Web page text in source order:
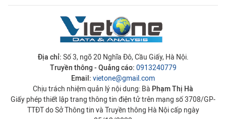
Địa chỉ: Số 3, ngõ 20 Nghĩa Đô, Cầu Giấy, Hà Nội.
Truyền thông - Quảng cáo: 0913240779
Email: vietone@gmail.com
Chịu trách nhiệm quản lý nội dung: Bà Phạm Thị Hà
Giấy phép thiết lập trang thông tin điện tử trên mạng số 3708/GP-
TTĐT do Sở Thông tin và Truyền thông Hà Nội cấp ngày